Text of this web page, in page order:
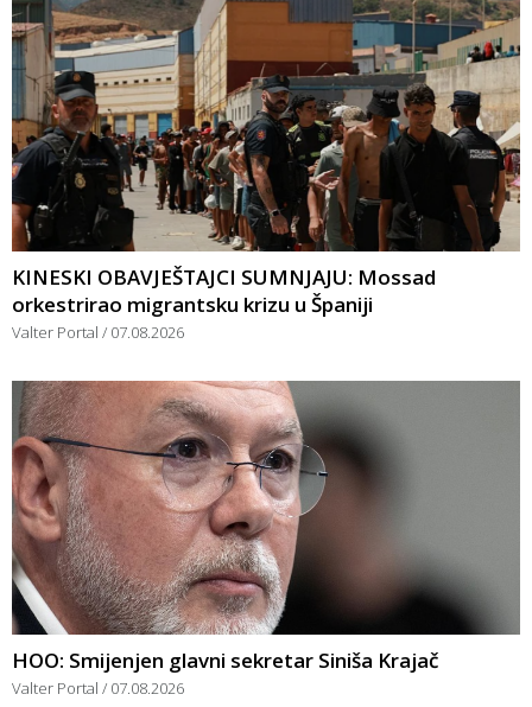
KINESKI OBAVJEŠTAJCI SUMNJAJU: Mossad
orkestrirao migrantsku krizu u Španiji
Valter Portal 07.08.2026
HOO: Smijenjen glavni sekretar Siniša Krajač
Valter Portal 07.08.2026